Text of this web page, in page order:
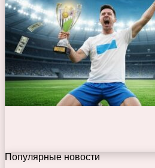
Популярные новости